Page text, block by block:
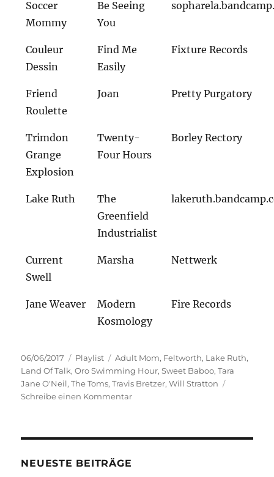
Soccer
Mommy
Be Seeing
You
Couleur
Dessin
Find Me
Easily
Fixture Records
Friend
Roulette
Joan Pretty Purgatory
Trimdon
Grange
Explosion
Twenty-
Four Hours
Borley Rectory
Lake Ruth
The
Greenfield
Industrialist
Current
Swell
Marsha Nettwerk
Jane Weaver
Modern
Kosmology
Fire Records
Veröffentlicht
am
06/06/2017 Kategorien
Playlist Schlagwörter
Adult Mom, Feltworth, Lake Ruth,
Land Of Talk,Oro Swimming Hour,Sweet Baboo,Tara
Jane O'Neil,The Toms,Travis Bretzer,Will Stratton
Schreibe einen Kommentarzu
NEUESTE BEITRÄGE